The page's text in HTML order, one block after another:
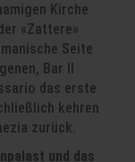
Kirche
«Zattere»
Seite
Bar Il
das erste
kehren
zurück.
und das